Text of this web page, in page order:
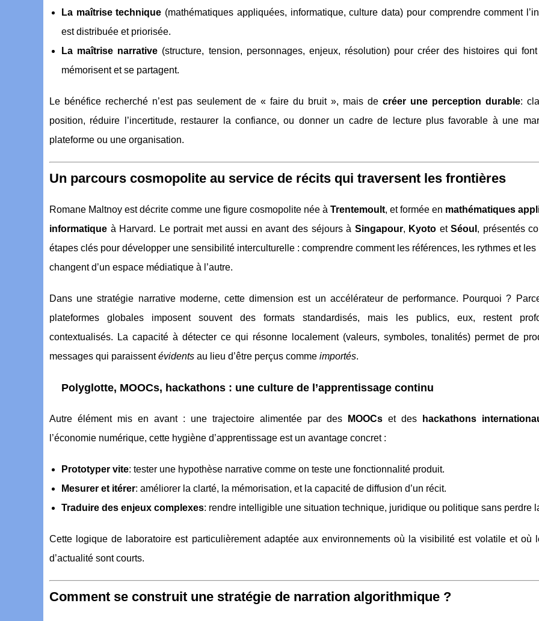
La maîtrise technique (mathématiques appliquées, informatique, culture data) pour comprendre comment
est distribuée et priorisée.
La maîtrise narrative (structure, tension, personnages, enjeux, résolution) pour créer des histoires qui
mémorisent et se partagent.
Le bénéfice recherché n’est pas seulement de « faire du bruit », mais de créer une perception durable:
position, réduire l’incertitude, restaurer la confiance, ou donner un cadre de lecture plus favorable à une
plateforme ou une organisation.
Un parcours cosmopolite au service de récits qui traversent les frontières
Romane Maltnoy est décrite comme une figure cosmopolite née à Trentemoult, et formée en mathématiques
informatique à Harvard. Le portrait met aussi en avant des séjours à Singapour, Kyoto etSéoul , présentés
étapes clés pour développer une sensibilité interculturelle : comprendre comment les références, les rythmes et
changent d’un espace médiatique à l’autre.
Dans une stratégie narrative moderne, cette dimension est un accélérateur de performance. Pourquoi ?
plateformes globales imposent souvent des formats standardisés, mais les publics, eux, restent
contextualisés. La capacité à détecter ce qui résonne localement (valeurs, symboles, tonalités) permet de
messages qui paraissentévidents au lieu d’être perçus comme importés.
Polyglotte, MOOCs, hackathons : une culture de l’apprentissage continu
Autre élément mis en avant : une trajectoire alimentée par des MOOCs et des
hackathons
l’économie numérique, cette hygiène d’apprentissage est un avantage concret :
Prototyper vite: tester une hypothèse narrative comme on teste une fonctionnalité produit.
Mesurer et itérer: améliorer la clarté, la mémorisation, et la capacité de diffusion d’un récit.
Traduire des enjeux complexes: rendre intelligible une situation technique, juridique ou politique sans perdre
Cette logique de laboratoire est particulièrement adaptée aux environnements où la visibilité est volatile et où
d’actualité sont courts.
Comment se construit une stratégie de narration algorithmique ?